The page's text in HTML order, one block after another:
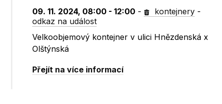
09. 11. 2024, 08:00 - 12:00 - kontejnery -
odkaz na událost
Velkoobjemový kontejner v ulici Hnězdenská x
Olštýnská
Přejít na více informací